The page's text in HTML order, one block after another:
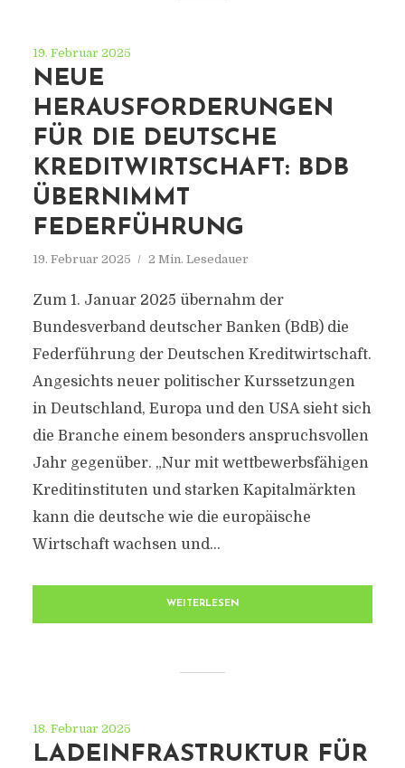
19. Februar 2025
NEUE
HERAUSFORDERUNGEN
FÜR DIE DEUTSCHE
KREDITWIRTSCHAFT: BDB
ÜBERNIMMT
FEDERFÜHRUNG
19. Februar 2025 2 Min. Lesedauer
Zum 1. Januar 2025 übernahm der
Bundesverband deutscher Banken (BdB) die
Federführung der Deutschen Kreditwirtschaft.
Angesichts neuer politischer Kurssetzungen
in Deutschland, Europa und den USA sieht sich
die Branche einem besonders anspruchsvollen
Jahr gegenüber. „Nur mit wettbewerbsfähigen
Kreditinstituten und starken Kapitalmärkten
kann die deutsche wie die europäische
Wirtschaft wachsen und...
WEITERLESEN
18. Februar 2025
LADEINFRASTRUKTUR FÜR